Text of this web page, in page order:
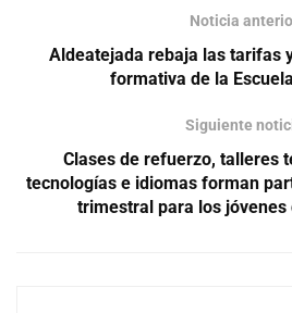
Noticia
Aldeatejada rebaja las tarifas
formativa de la
Siguiente
Clases de refuerzo, talleres
tecnologías e idiomas forman
trimestral para los jóvenes